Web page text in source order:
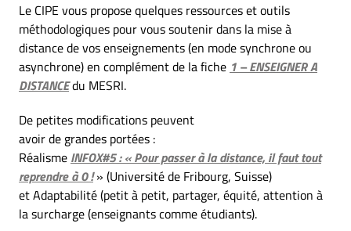
Le CIPE vous propose quelques ressources et outils
méthodologiques pour vous soutenir dans la mise à
distance de vos enseignements (en mode synchrone ou
asynchrone) en complément de la fiche 1 – ENSEIGNER A
DISTANCEdu MESRI.
De petites modifications peuvent
avoir de grandes portées :
Réalisme INFOX#5 : « Pour passer à la distance, il faut tout
reprendre à 0 !» (Université de Fribourg, Suisse)
et Adaptabilité (petit à petit, partager, équité, attention à
la surcharge (enseignants comme étudiants).